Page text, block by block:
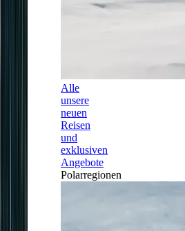
Alle
unsere
neuen
Reisen
und
exklusiven
Angebote
Polarregionen